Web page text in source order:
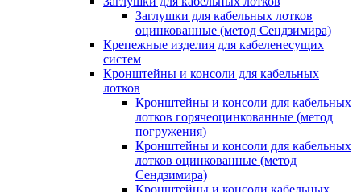
Заглушки для кабельных лотков
оцинкованные (метод Сендзимира)
Крепежные изделия для кабеленесущих
систем
Кронштейны и консоли для кабельных
лотков
Кронштейны и консоли для кабельных
лотков горячеоцинкованные (метод
погружения)
Кронштейны и консоли для кабельных
лотков оцинкованные (метод
Сендзимира)
Кронштейны и консоли кабельных